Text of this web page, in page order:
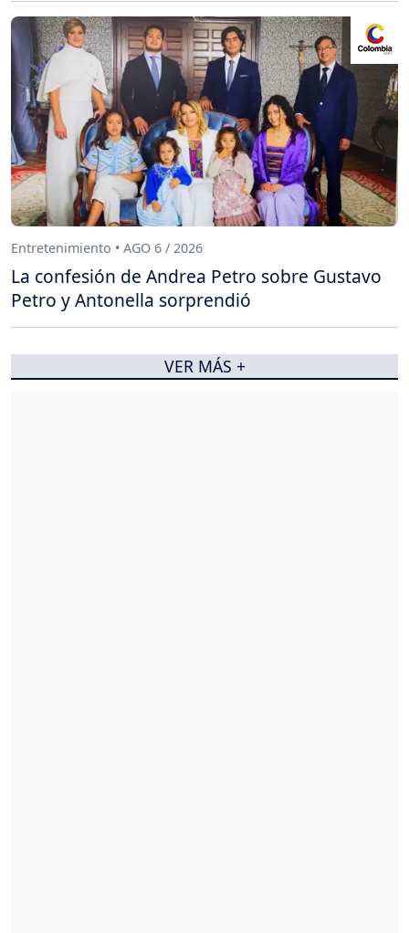
Entretenimiento • AGO 6 / 2026
La confesión de Andrea Petro sobre Gustavo
Petro y Antonella sorprendió
VER MÁS +